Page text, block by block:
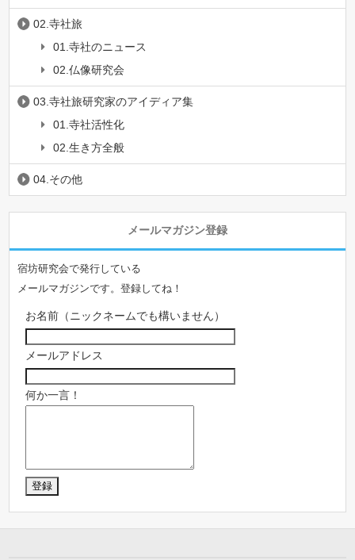
02.寺社旅
01.寺社のニュース
02.仏像研究会
03.寺社旅研究家のアイディア集
01.寺社活性化
02.生き方全般
04.その他
メールマガジン登録
宿坊研究会で発行している
メールマガジンです。登録してね！
お名前（ニックネームでも構いません）
メールアドレス
何か一言！